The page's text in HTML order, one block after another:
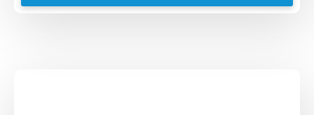
$83.500.000.
$81.500.000.